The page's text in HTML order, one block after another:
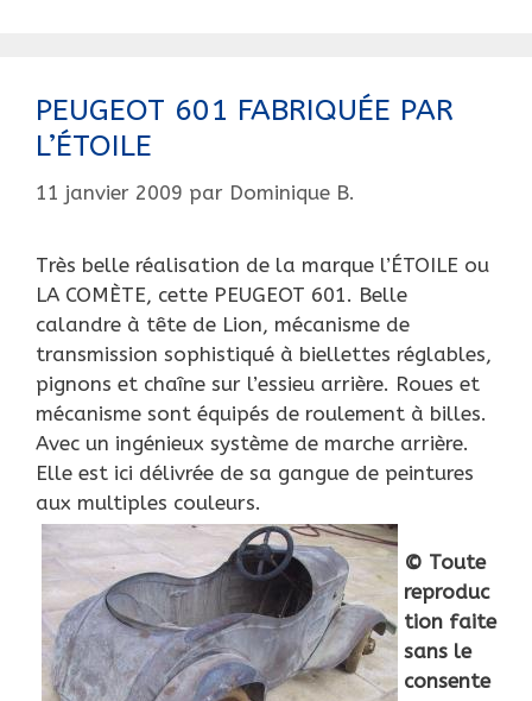
PEUGEOT 601 FABRIQUÉE PAR
L’ÉTOILE
11 janvier 2009 par Dominique B.
Très belle réalisation de la marque l’ÉTOILE ou
LA COMÈTE, cette PEUGEOT 601. Belle
calandre à tête de Lion, mécanisme de
transmission sophistiqué à biellettes réglables,
pignons et chaîne sur l’essieu arrière. Roues et
mécanisme sont équipés de roulement à billes.
Avec un ingénieux système de marche arrière.
Elle est ici délivrée de sa gangue de peintures
aux multiples couleurs.
© Toute
reproduc
tion faite
sans le
consente